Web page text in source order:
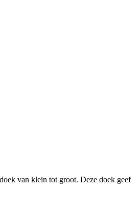
van klein tot groot. Deze doek geef